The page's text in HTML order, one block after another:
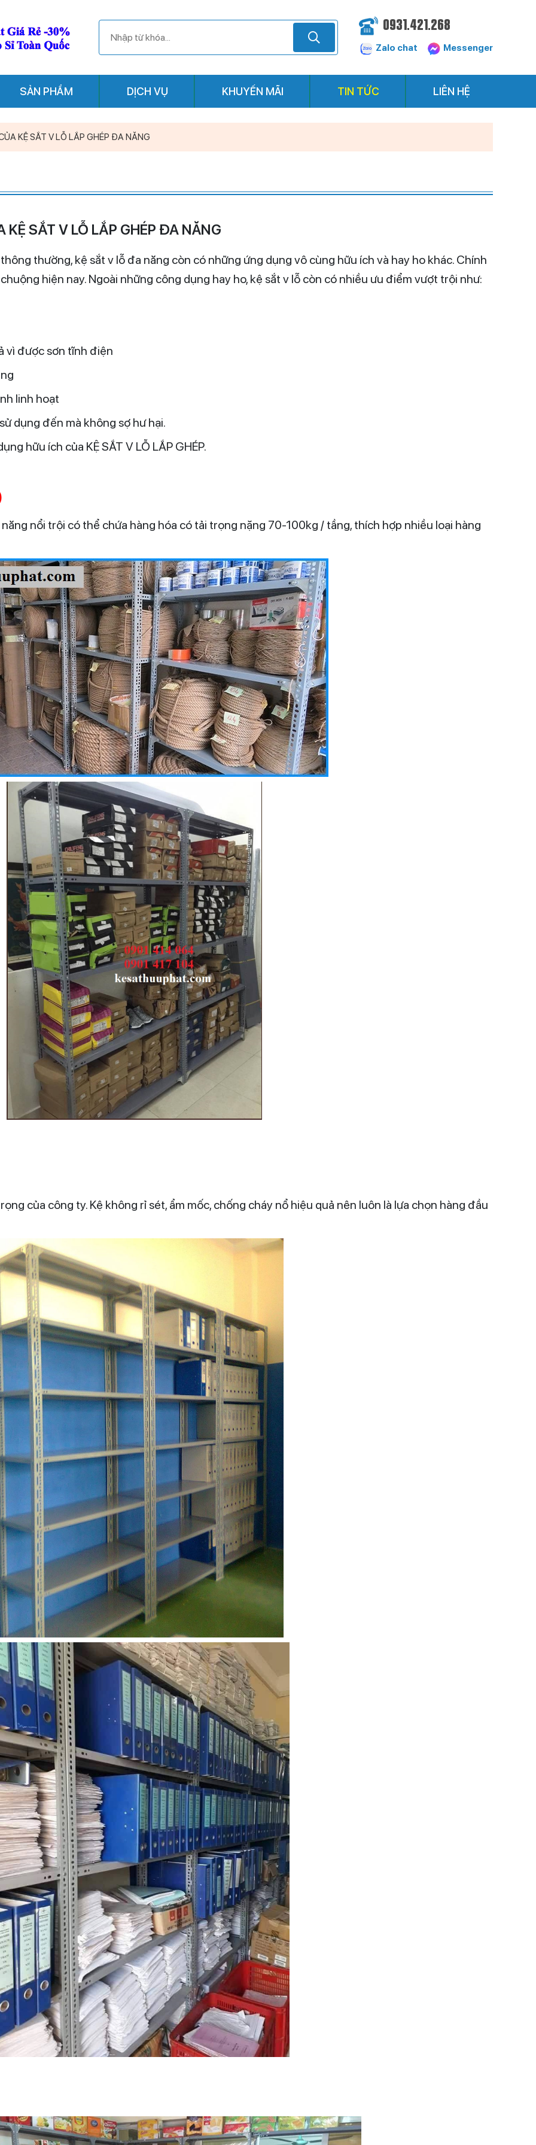
0931.421.268
Zalo chat Messenger
SẢN PHẨM DỊCH VỤ KHUYẾN MÃI TIN TỨC LIÊN HỆ
KỆ SẮT V LỖ LẮP GHÉP ĐA NĂNG
SẮT V LỖ LẮP GHÉP ĐA NĂNG
thường, kệ sắt v lỗ đa năng còn có những ứng dụng vô cùng hữu ích và hay ho khác. Chính
hiện nay. Ngoài những công dụng hay ho, kệ sắt v lỗ còn có nhiều ưu điểm vượt trội như:
vì được sơn tĩnh điện
linh hoạt
dụng đến mà không sợ hư hại.
hữu ích của KỆ SẮT V LỖ LẮP GHÉP.
nổi trội có thể chứa hàng hóa có tải trọng nặng 70-100kg / tầng, thích hợp nhiều loại hàng
của công ty. Kệ không rỉ sét, ẩm mốc, chống cháy nổ hiệu quả nên luôn là lựa chọn hàng đầu